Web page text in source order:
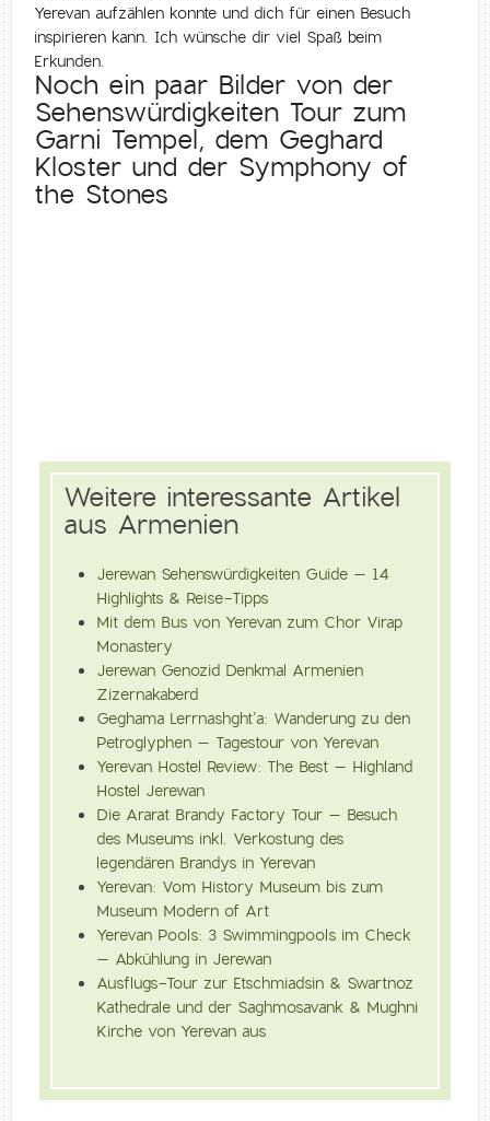
Yerevan aufzählen konnte und dich für einen Besuch
inspirieren kann. Ich wünsche dir viel Spaß beim
Erkunden.
Noch ein paar Bilder von der
Sehenswürdigkeiten Tour zum
Garni Tempel, dem Geghard
Kloster und der Symphony of
the Stones
Weitere interessante Artikel
aus Armenien
Jerewan Sehenswürdigkeiten Guide – 14
Highlights & Reise-Tipps
Mit dem Bus von Yerevan zum Chor Virap
Monastery
Jerewan Genozid Denkmal Armenien
Zizernakaberd
Geghama Lerrnashght’a: Wanderung zu den
Petroglyphen – Tagestour von Yerevan
Yerevan Hostel Review: The Best – Highland
Hostel Jerewan
Die Ararat Brandy Factory Tour – Besuch
des Museums inkl. Verkostung des
legendären Brandys in Yerevan
Yerevan: Vom History Museum bis zum
Museum Modern of Art
Yerevan Pools: 3 Swimmingpools im Check
– Abkühlung in Jerewan
Ausflugs-Tour zur Etschmiadsin & Swartnoz
Kathedrale und der Saghmosavank & Mughni
Kirche von Yerevan aus